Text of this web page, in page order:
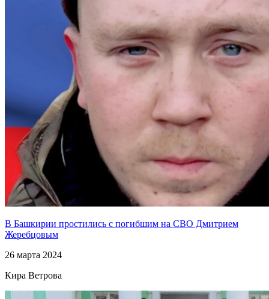
В Башкирии простились с погибшим на СВО Дмитрием
Жеребцовым
26 марта 2024
Кира Ветрова